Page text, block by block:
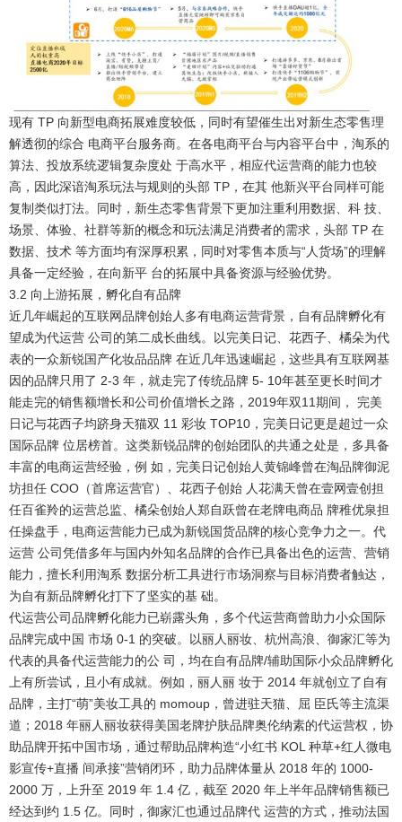
现有 TP 向新型电商拓展难度较低，同时有望催生出对新生态零售理
解透彻的综合 电商平台服务商。在各电商平台与内容平台中，淘系的
算法、投放系统逻辑复杂度处 于高水平，相应代运营商的能力也较
高，因此深谙淘系玩法与规则的头部 TP，在其 他新兴平台同样可能
复制类似打法。同时，新生态零售背景下更加注重利用数据、科 技、
场景、体验、社群等新的概念和玩法满足消费者的需求，头部 TP 在
数据、技术 等方面均有深厚积累，同时对零售本质与“人货场”的理解
具备一定经验，在向新平 台的拓展中具备资源与经验优势。
3.2 向上游拓展，孵化自有品牌
近几年崛起的互联网品牌创始人多有电商运营背景，自有品牌孵化有
望成为代运营 公司的第二成长曲线。
以完美日记、花西子、橘朵为代
表的一众新锐国产化妆品品牌 在近几年迅速崛起，这些具有互联网基
因的品牌只用了 2-3 年，就走完了传统品牌 5- 10年甚至更长时间才
能走完的销售额增长和公司价值增长之路，2019年双11期间， 完美
日记与花西子均跻身天猫双 11 彩妆 TOP10，完美日记更是超过一众
国际品牌 位居榜首。这类新锐品牌的创始团队的共通之处是，多具备
丰富的电商运营经验，例 如，完美日记创始人黄锦峰曾在淘品牌御泥
坊担任 COO（首席运营官）、花西子创始 人花满天曾在壹网壹创担
任百雀羚的运营总监、橘朵创始人郑自跃曾在老牌电商品 牌稚优泉担
任操盘手，电商运营能力已成为新锐国货品牌的核心竞争力之一。代
运营 公司凭借多年与国内外知名品牌的合作已具备出色的运营、营销
能力，擅长利用淘系 数据分析工具进行市场洞察与目标消费者触达，
为自有新品牌孵化打下了坚实的基 础。
代运营公司品牌孵化能力已崭露头角，多个代运营商曾助力小众国际
品牌完成中国 市场 0-1 的突破。
以丽人丽妆、杭州高浪、御家汇等为
代表的具备代运营能力的公 司，均在自有品牌/辅助国际小众品牌孵化
上有所尝试，且小有成就。例如，丽人丽 妆于 2014 年就创立了自有
品牌，主打“萌”美妆工具的 momoup，曾进驻天猫、屈 臣氏等主流渠
道；2018 年丽人丽妆获得美国老牌护肤品牌奥伦纳素的代运营权，协
助品牌开拓中国市场，通过帮助品牌构造“小红书 KOL 种草+红人微电
影宣传+直播 间承接”营销闭环，助力品牌体量从 2018 年的 1000-
2000 万，上升至 2019 年 1.4 亿，截至 2020 年上半年品牌销售额已
经达到约 1.5 亿。同时，御家汇也通过品牌代 运营的方式，推动法国